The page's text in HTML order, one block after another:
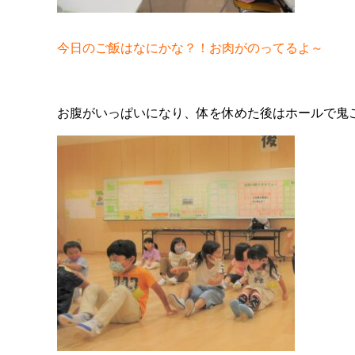
今日のご飯はなにかな？！お肉がのってるよ～
お腹がいっぱいになり、体を休めた後はホールで鬼